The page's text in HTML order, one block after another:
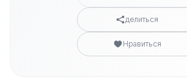
делиться
Нравиться